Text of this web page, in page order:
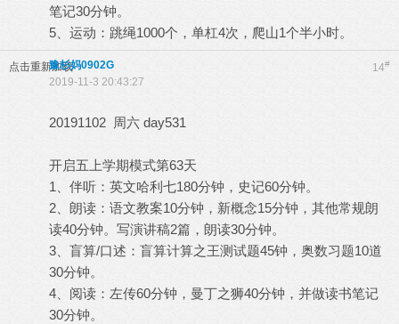
笔记30分钟。
5、运动：跳绳1000个，单杠4次，爬山1个半小时。
点击重新加载 14#
豫杉妈0902G
2019-11-3 20:43:27
20191102 周六 day531
开启五上学期模式第63天
1、伴听：英文哈利七180分钟，史记60分钟。
2、朗读：语文教案10分钟，新概念15分钟，其他常规朗
读40分钟。写演讲稿2篇，朗读30分钟。
3、盲算/口述：盲算计算之王测试题45钟，奥数习题10道
30分钟。
4、阅读：左传60分钟，曼丁之狮40分钟，并做读书笔记
30分钟。